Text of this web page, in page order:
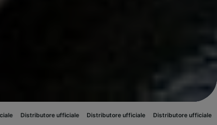
ufficiale Distributore ufficiale Distributore ufficiale Distributore